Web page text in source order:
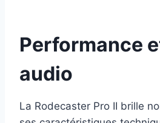
Performance
audio
La Rodecaster Pro II brille